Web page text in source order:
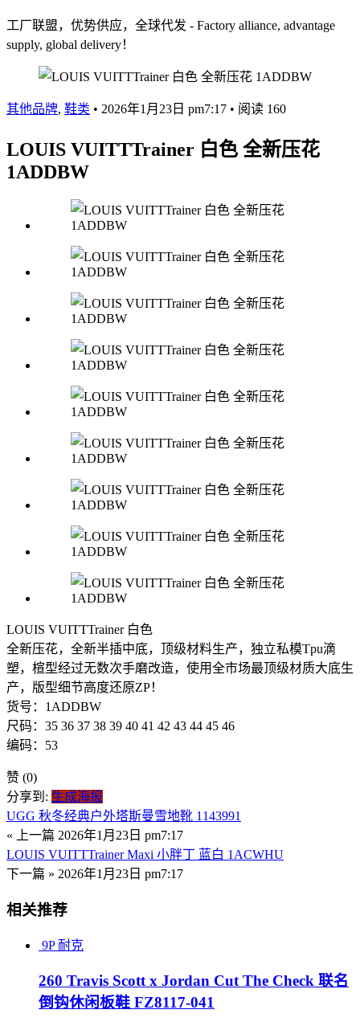
工厂联盟，优势供应，全球代发 - Factory alliance, advantage
supply, global delivery！
其他品牌, 鞋类 • 2026年1月23日 pm7:17 • 阅读 160
LOUIS VUITTTrainer 白色 全新压花
1ADDBW
LOUIS VUITTTrainer 白色
全新压花，全新半插中底，顶级材料生产，独立私模Tpu滴
塑，楦型经过无数次手磨改造，使用全市场最顶级材质大底生
产，版型细节高度还原ZP！
货号：1ADDBW
尺码：35 36 37 38 39 40 41 42 43 44 45 46
编码：53
赞 (0)
分享到: 生成海报
UGG 秋冬经典户外塔斯曼雪地靴 1143991
« 上一篇 2026年1月23日 pm7:17
LOUIS VUITTTrainer Maxi 小胖丁 蓝白 1ACWHU
下一篇 » 2026年1月23日 pm7:17
相关推荐
9P 耐克
260 Travis Scott x Jordan Cut The Check 联名
倒钩休闲板鞋 FZ8117-041